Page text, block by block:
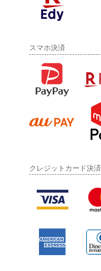
スマホ決済
クレジットカード決済